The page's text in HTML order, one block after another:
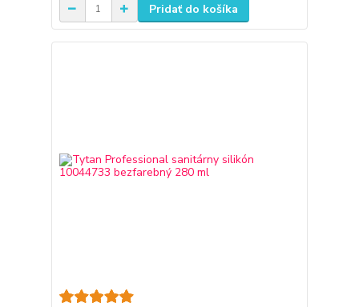
Pridať do košíka